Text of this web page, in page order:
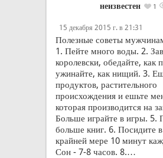
неизвестен 1
15 декабря 2015 г. в 21:31
Полезные советы
1. Пейте много воды. 2.
королевски, обедайте, как
ужинайте, как нищий. 3.
продуктов, растительного
происхождения и ешьте
которая производится на
Больше играйте в игры. 5.
больше книг. 6. Посидите
крайней мере 10 минут
Сон - 7-8 часов. 8.…